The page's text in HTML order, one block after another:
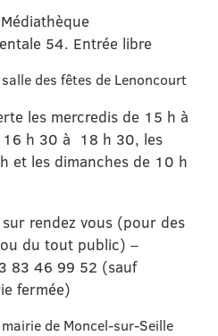
54. Entrée libre
des fêtes de Lenoncourt
les mercredis de 15 h à
16 h 30 à 18 h 30, les
et les dimanches de 10 h
rendez vous (pour des
du tout public) –
83 46 99 52 (sauf
fermée)
de Moncel-sur-Seille